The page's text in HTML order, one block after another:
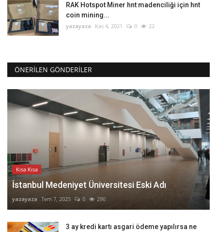
RAK Hotspot Miner hnt madenciliği için hnt
coin mining...
yazayaza Kas 4, 2021 0 22
ÖNERILEN GÖNDERILER
Kısa Kısa
İstanbul Medeniyet Üniversitesi Eski Adı
yazayaza Tem 7, 2025 0 290
3 ay kredi kartı asgari ödeme yapılırsa ne